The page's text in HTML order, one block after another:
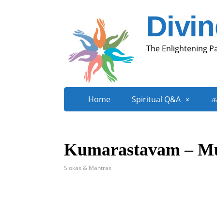
The Enlightening
Home Spiritual Q&A
Kumarastavam –
Slokas & Mantras